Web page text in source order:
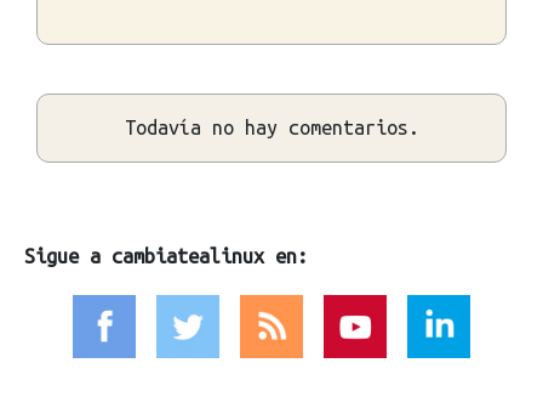
Todavía no hay comentarios.
Sigue a cambiatealinux en: